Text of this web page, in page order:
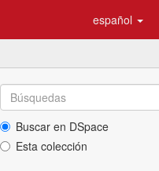
español
Buscar en DSpace
Esta colección